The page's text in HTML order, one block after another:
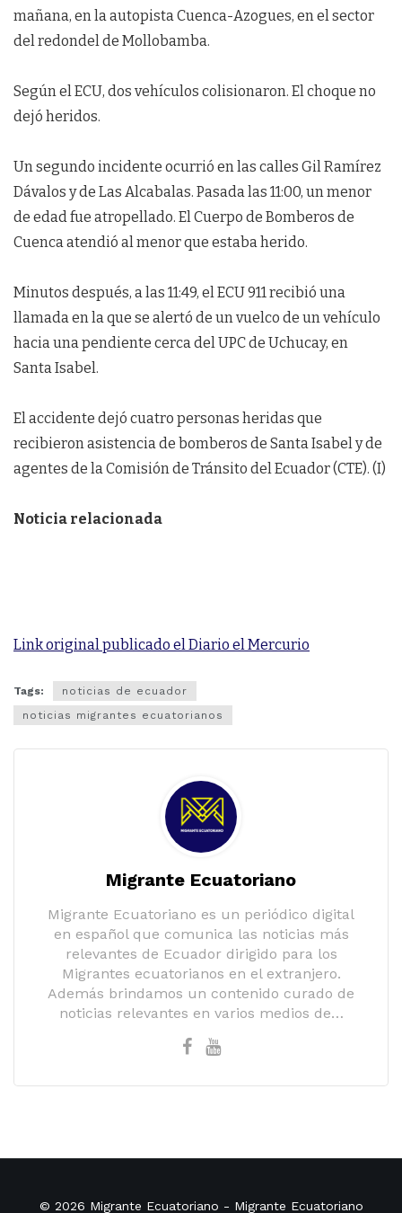
mañana, en la autopista Cuenca-Azogues, en el sector
del redondel de Mollobamba.
Según el ECU, dos vehículos colisionaron. El choque no
dejó heridos.
Un segundo incidente ocurrió en las calles Gil Ramírez
Dávalos y de Las Alcabalas. Pasada las 11:00, un menor
de edad fue atropellado. El Cuerpo de Bomberos de
Cuenca atendió al menor que estaba herido.
Minutos después, a las 11:49, el ECU 911 recibió una
llamada en la que se alertó de un vuelco de un vehículo
hacia una pendiente cerca del UPC de Uchucay, en
Santa Isabel.
El accidente dejó cuatro personas heridas que
recibieron asistencia de bomberos de Santa Isabel y de
agentes de la Comisión de Tránsito del Ecuador (CTE). (I)
Noticia relacionada
Link original publicado el Diario el Mercurio
Tags:
noticias de ecuador
noticias migrantes ecuatorianos
Migrante Ecuatoriano
Migrante Ecuatoriano es un periódico digital
en español que comunica las noticias más
relevantes de Ecuador dirigido para los
Migrantes ecuatorianos en el extranjero.
Además brindamos un contenido curado de
noticias relevantes en varios medios de…
© 2026 Migrante Ecuatoriano - Migrante Ecuatoriano